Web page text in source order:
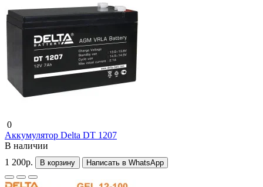
0
Аккумулятор Delta DT 1207
В наличии
1 200р.
В корзину Написать в WhatsApp